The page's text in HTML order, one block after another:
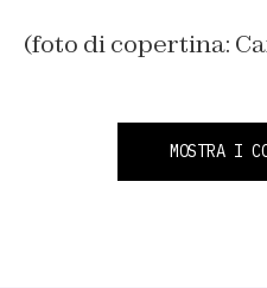
(foto di copertina:
MOSTRA I